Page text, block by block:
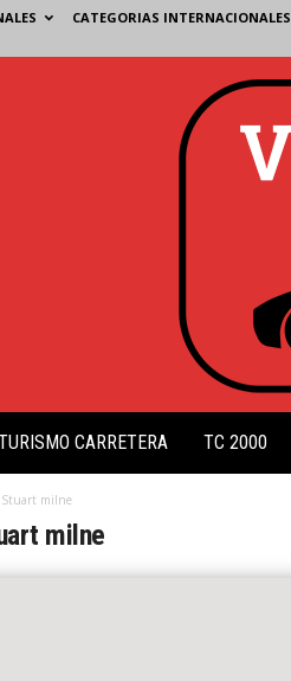
CATEGORIAS INTERNACIONALES
CARRETERA TC 2000
Stuart milne
milne